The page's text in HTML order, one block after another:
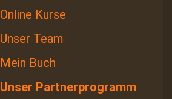
Online Kurse
Unser Team
Mein Buch
Unser Partnerprogramm